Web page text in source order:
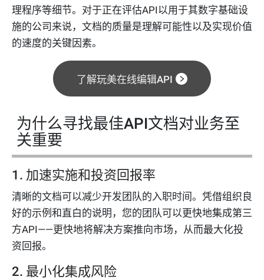
理程序等细节。对于正在评估API以用于其数字基础设
施的公司来说，文档的质量是理解可能性以及实现价值
的速度的关键因素。
了解玩美在线编辑API
为什么寻找最佳API文档对业务至
关重要
1. 加速实施和投资回报率
清晰的文档可以减少开发团队的入职时间。凭借组织良
好的示例和直白的说明，您的团队可以更快地集成第三
方API——更快地将解决方案推向市场，从而最大化投
资回报。
2. 最小化集成风险